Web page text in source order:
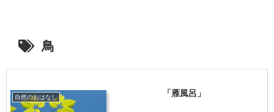
鳥
自然のおはなし 「雁風呂」